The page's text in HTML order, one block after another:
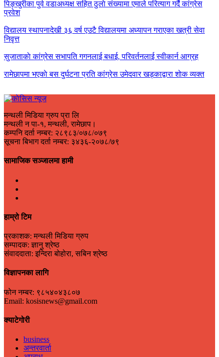
पिङ्खुरीका पुर्व वडाअध्यक्ष सहित ठुलाे संख्यामा एमाले परित्याग गर्दै कांग्रेस
प्रवेश
विद्यालय स्थापनादेखी ३६ वर्ष एउटै विद्यालयमा अध्यापन गराएका खत्री सेवा
निवृत्त
सुजाताकाे कांग्रेस सभापति गगनलाई बधाई, परिवर्तनलाई स्वीकार्न आग्रह
रामेछापमा भएकाे बस दुर्घटना प्रति कांग्रेस उमेदवार खड्काद्वारा शाेक व्यक्त
मन्थली मिडिया ग्रुप प्रा लि
मन्थली न पा-१, मन्थली, रामेछाप।
कम्पनि दर्ता नम्बर: २८९८३/०७८/०७९
सूचना बिभाग दर्ता नम्बर: ३४३६-२०७८/७९
सामाजिक सञ्जालमा हामी
हाम्रो टिम
प्रकाशक: मन्थली मिडिया ग्रुप
सम्पादक: ज्ञानु श्रेष्ठ
संवाददाता: इन्दिरा बोहोरा, सबिन श्रेष्ठ
विज्ञापनका लागि
फोन नम्बर: ९८५४०४३८०७
Email: kosisnews@gmail.com
क्याटेगोरी
business
अन्तरवार्ता